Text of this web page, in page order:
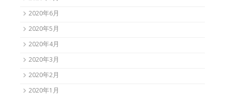
2020年6月
2020年5月
2020年4月
2020年3月
2020年2月
2020年1月